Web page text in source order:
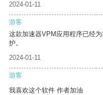
2024-01-11
游客
这款加速器VPM应用程序已经
护。
2024-01-11
游客
我喜欢这个软件 作者加油